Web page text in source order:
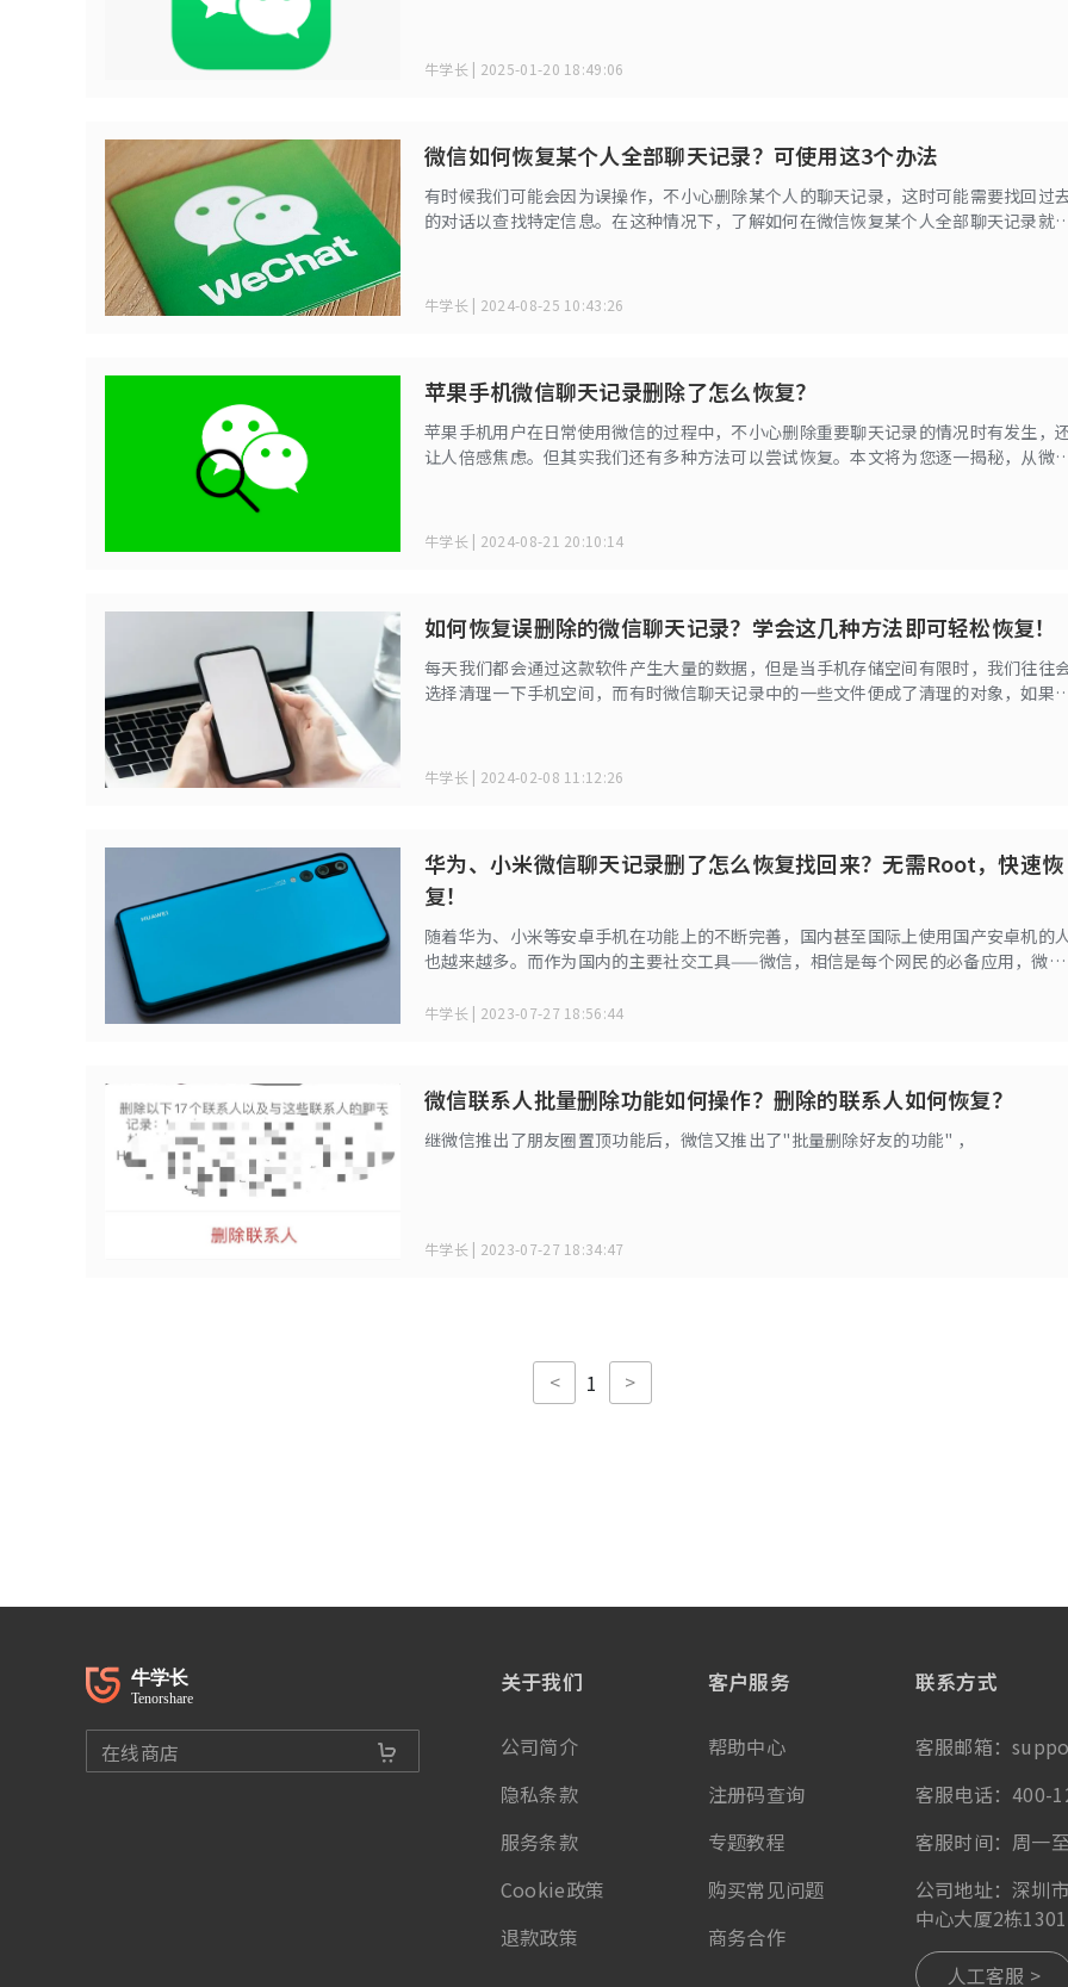
牛学长 | 2025-01-20 18:49:06
微信如何恢复某个人全部聊天记录？可使用这3个办法
有时候我们可能会因为误操作，不小心删除某个人的聊天记录，这时可能需要找回过
的对话以查找特定信息。在这种情况下，了解如何在微信恢复某个人全部聊天记录就
牛学长 | 2024-08-25 10:43:26
苹果手机微信聊天记录删除了怎么恢复？
苹果手机用户在日常使用微信的过程中，不小心删除重要聊天记录的情况时有发生，
让人倍感焦虑。但其实我们还有多种方法可以尝试恢复。本文将为您逐一揭秘，从微
牛学长 | 2024-08-21 20:10:14
如何恢复误删除的微信聊天记录？学会这几种方法即可轻松恢复！
每天我们都会通过这款软件产生大量的数据，但是当手机存储空间有限时，我们往往
选择清理一下手机空间，而有时微信聊天记录中的一些文件便成了清理的对象，如果
牛学长 | 2024-02-08 11:12:26
华为、小米微信聊天记录删了怎么恢复找回来？无需Root，快速恢
复！
随着华为、小米等安卓手机在功能上的不断完善，国内甚至国际上使用国产安卓机的
也越来越多。而作为国内的主要社交工具——微信，相信是每个网民的必备应用，微信
或删了想要再恢复，可以怎么操作？
牛学长 | 2023-07-27 18:56:44
微信联系人批量删除功能如何操作？删除的联系人如何恢复？
继微信推出了朋友圈置顶功能后，微信又推出了"批量删除好友的功能" ，
牛学长 | 2023-07-27 18:34:47
< 1 >
在线商店
关于我们
公司简介
隐私条款
服务条款
Cookie政策
退款政策
客户服务
帮助中心
注册码查询
专题教程
购买常见问题
商务合作
联系方式
客服邮箱：
客服电话：400-
客服时间：周一
公司地址：深圳
中心大厦2栋
人工客服 >